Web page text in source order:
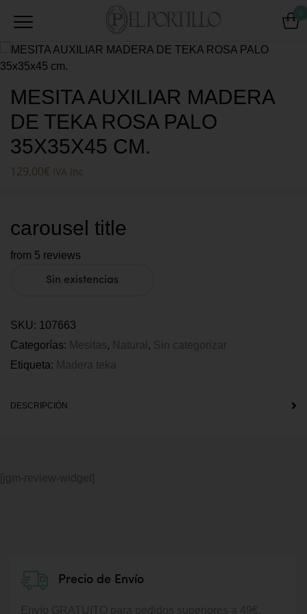
MESITA AUXILIAR MADERA
DE TEKA ROSA PALO
35X35X45 CM.
129,00€ IVA inc
carousel title
from 5 reviews
Sin existencias
SKU: 107663
Categorías: Mesitas, Natural , Sin categorizar
Etiqueta: Madera teka
DESCRIPCIÓN
Precio de Envío